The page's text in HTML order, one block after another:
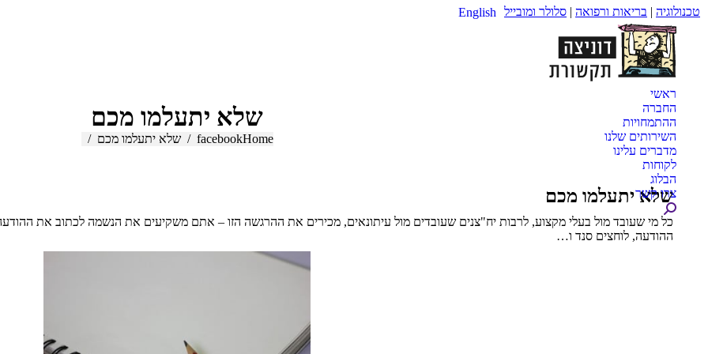
טכנולוגיה | בריאות ורפואה | סלולר ומובייל English
ראשי
החברה
ההתמחויות
השירותים שלנו
מדברים עלינו
לקוחות
הבלוג
צרו קשר
Search:
שלא יתעלמו מכם
You are here:
Home
facebook שלא יתעלמו מכם
שלא יתעלמו מכם
כל מי שעובד מול בעלי מקצוע, לרבות יח"צנים שעובדים מול עיתונאים, מכירים את ההרגשה הזו – אתם משקיעים את הנשמה לכתוב את ההודעה
ההודעה, לוחצים סנד ו…